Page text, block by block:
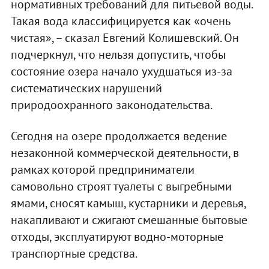
нормативных требований для питьевой воды.
Такая вода классифицируется как «очень
чистая», – сказал Евгений Колишевский. Он
подчеркнул, что нельзя допустить, чтобы
состояние озера начало ухудшаться из-за
систематических нарушений
природоохранного законодательства.
Сегодня на озере продолжается ведение
незаконной коммерческой деятельности, в
рамках которой предприниматели
самовольно строят туалеты с выгребными
ямами, сносят камыш, кустарники и деревья,
накапливают и сжигают смешанные бытовые
отходы, эксплуатируют водно-моторные
транспортные средства.